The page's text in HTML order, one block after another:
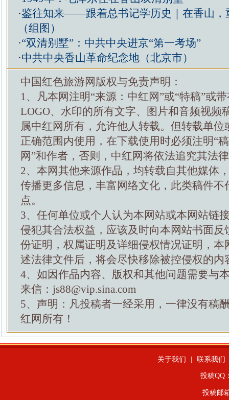
·鉴往知来——跟着总书记学历史｜在香山，
（组图）
·“双清别墅”：中共中央进京“第一考场”
·中共中央香山革命纪念地（北京市）
中国红色旅游网版权与免责声明：
1、凡本网注明“来源：中红网”或“特稿”或
LOGO、水印的所有文字、图片和音频视频
属中红网所有，允许他人转载。但转载单位
正确范围内使用，在下载使用时必须注明“
网”和作者，否则，中红网将依法追究其法
2、本网其他来源作品，均转载自其他媒体
传播更多信息，丰富网络文化，此类稿件不
点。
3、任何单位或个人认为本网站或本网站链
侵犯其合法权益，应该及时向本网站书面反
份证明，权属证明及详细侵权情况证明，本
述法律文件后，将会尽快移除被控侵权的内
4、如因作品内容、版权和其他问题需要与
来信：js88@vip.sina.com
5、声明：凡投稿者一经采用，一律没有稿
红网所有！
关于我们 联系我们
投稿QQ
投稿邮